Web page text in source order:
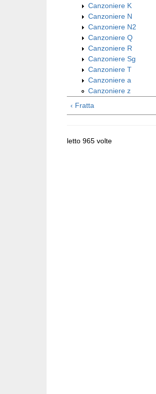
Canzoniere K
Canzoniere N
Canzoniere N2
Canzoniere Q
Canzoniere R
Canzoniere Sg
Canzoniere T
Canzoniere a
Canzoniere z
‹ Fratta
letto 965 volte